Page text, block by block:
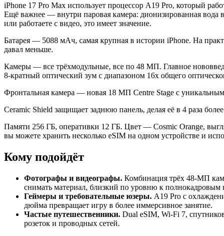
iPhone 17 Pro Max использует процессор A19 Pro, который
Ещё важнее — внутри паровая камера: дионизированная вода
или работаете с видео, это имеет значение.
Батарея — 5088 мАч, самая крупная в истории iPhone. На
давал меньше.
Камеры — все трёхмодульные, все по 48 МП. Главное
8-кратный оптический зум с диапазоном 16x общего
Фронтальная камера — новая 18 МП Centre Stage с
Ceramic Shield защищает заднюю панель, делая её в 4 раза
Памяти 256 ГБ, оперативки 12 ГБ. Цвет — Cosmic Orange,
вы можете хранить несколько eSIM на одном устройстве и
Кому подойдёт
Фотографы и видеографы. Комбинация трёх 48-МП
снимать материал, близкий по уровню к
Геймеры и требовательные юзеры. A19 Pro с
дюйма превращает игру в более иммерсивное занятие.
Частые путешественники. Dual eSIM, Wi-Fi 7,
розеток и проводных сетей.